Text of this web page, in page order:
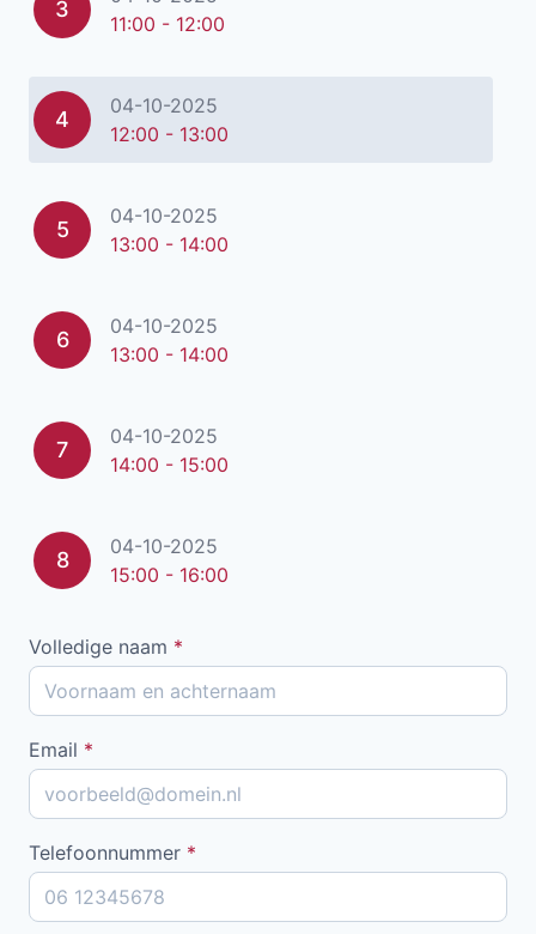
3
11:00 - 12:00
4
04-10-2025
12:00 - 13:00
5
04-10-2025
13:00 - 14:00
6
04-10-2025
13:00 - 14:00
7
04-10-2025
14:00 - 15:00
8
04-10-2025
15:00 - 16:00
Volledige naam *
Email *
Telefoonnummer *